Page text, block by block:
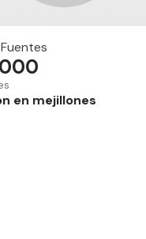
en mejillones